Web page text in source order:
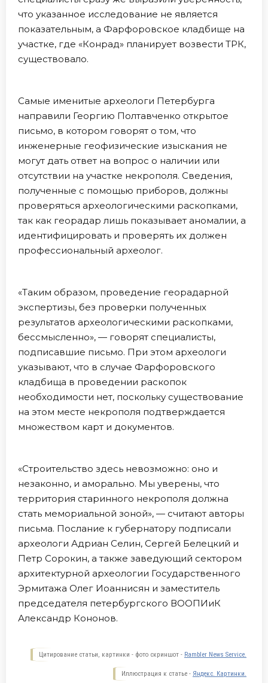
что указанное исследование не является
показательным, а Фарфоровское кладбище на
участке, где «Конрад» планирует возвести ТРК,
существовало.
Самые именитые археологи Петербурга
направили Георгию Полтавченко открытое
письмо, в котором говорят о том, что
инженерные геофизические изыскания не
могут дать ответ на вопрос о наличии или
отсутствии на участке некрополя. Сведения,
полученные с помощью приборов, должны
проверяться археологическими раскопками,
так как георадар лишь показывает аномалии, а
идентифицировать и проверять их должен
профессиональный археолог.
«Таким образом, проведение георадарной
экспертизы, без проверки полученных
результатов археологическими раскопками,
бессмысленно», — говорят специалисты,
подписавшие письмо. При этом археологи
указывают, что в случае Фарфоровского
кладбища в проведении раскопок
необходимости нет, поскольку существование
на этом месте некрополя подтверждается
множеством карт и документов.
«Строительство здесь невозможно: оно и
незаконно, и аморально. Мы уверены, что
территория старинного некрополя должна
стать мемориальной зоной», — считают авторы
письма. Послание к губернатору подписали
археологи Адриан Селин, Сергей Белецкий и
Петр Сорокин, а также заведующий сектором
архитектурной археологии Государственного
Эрмитажа Олег Иоаннисян и заместитель
председателя петербургского ВООПИиК
Александр Кононов.
Цитирование статьи, картинки - фото скриншот - Rambler News Service.
Иллюстрация к статье - Яндекс. Картинки.